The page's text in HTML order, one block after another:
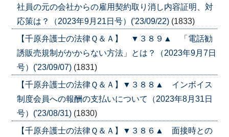
社員の元の会社からの雇用契約取り消し内容証明、対
応策は？（2023年9月21日号）('23/09/22) (1833)
【千原弁護士の法律Ｑ＆Ａ】 ▼３８９▲ 「電話勧
誘販売規制がかからない方法」とは？（2023年9月7日
号）('23/09/07) (1831)
【千原弁護士の法律Ｑ＆Ａ】▼３８８▲ インボイス
制度会員への報酬の支払いについて（2023年8月31日
号）('23/08/31) (1830)
【千原弁護士の法律Ｑ＆Ａ】▼３８６▲ 面接時との